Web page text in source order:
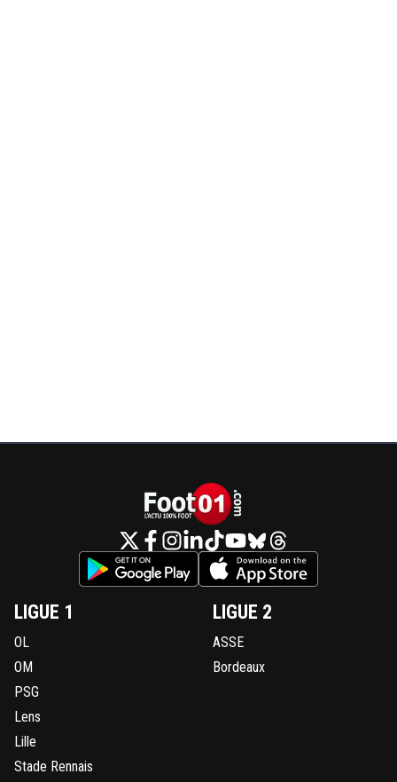
LIGUE 1
OL
OM
PSG
Lens
Lille
Stade Rennais
LIGUE 2
ASSE
Bordeaux